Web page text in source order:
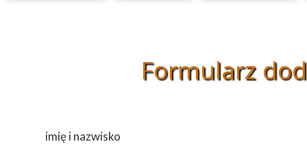
Formularz
imię i nazwisko